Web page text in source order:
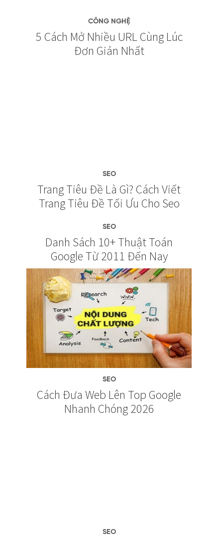
CÔNG NGHỆ
5 Cách Mở Nhiều URL Cùng Lúc
Đơn Giản Nhất
SEO
Trang Tiêu Đề Là Gì? Cách Viết
Trang Tiêu Đề Tối Ưu Cho Seo
SEO
Danh Sách 10+ Thuật Toán
Google Từ 2011 Đến Nay
SEO
Cách Đưa Web Lên Top Google
Nhanh Chóng 2026
SEO